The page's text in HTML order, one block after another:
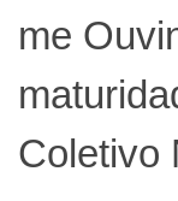
me
Coletivo